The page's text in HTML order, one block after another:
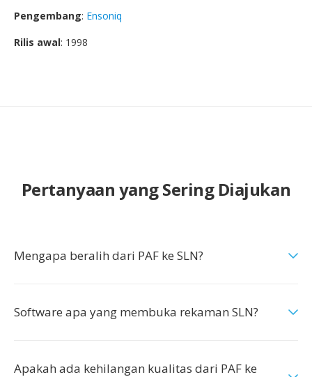
Pengembang: Ensoniq
Rilis awal: 1998
Pertanyaan yang Sering Diajukan
Mengapa beralih dari PAF ke SLN?
Software apa yang membuka rekaman SLN?
Apakah ada kehilangan kualitas dari PAF ke